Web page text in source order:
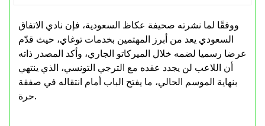
ووفقًا لما نشرته صحيفة عكاظ السعودية، فإن نادي الاتفاق
السعودي يعد من أبرز المهتمين بخدمات توغاي، حيث قدّم
عرضا رسميا لضمه خلال الميركاتو الجاري، وأكد المصدر ذاته
أن اللاعب لن يجدد عقده مع الترجي التونسي، الذي ينتهي
بنهاية الموسم الحالي، ما يفتح الباب أمام انتقاله في صفقة
حرة.